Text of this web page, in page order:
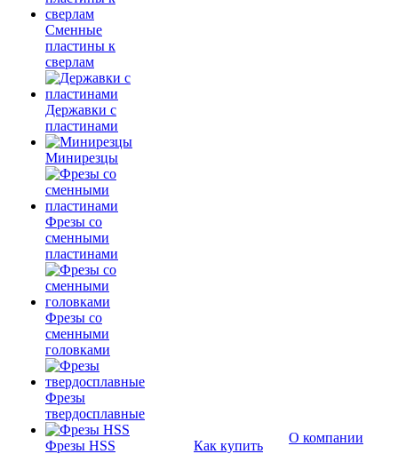
Сменные
пластины к
сверлам
Державки с
пластинами
Минирезцы
Фрезы со
сменными
пластинами
Фрезы со
сменными
головками
Фрезы
твердосплавные
Фрезы HSS
Как купить
О компании